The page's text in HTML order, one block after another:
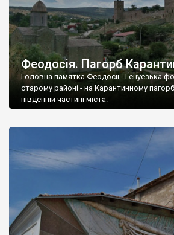
Феодосія. Пагорб
Головна памятка Феодосії - Генуезька
старому районі - на Карантинному
південній частині міста.